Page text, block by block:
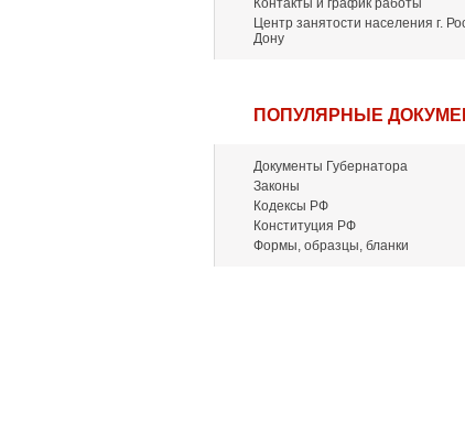
Контакты и график работы
Центр занятости населения г.
Дону
ПОПУЛЯРНЫЕ
Документы Губернатора
Законы
Кодексы РФ
Конституция РФ
Формы, образцы, бланки